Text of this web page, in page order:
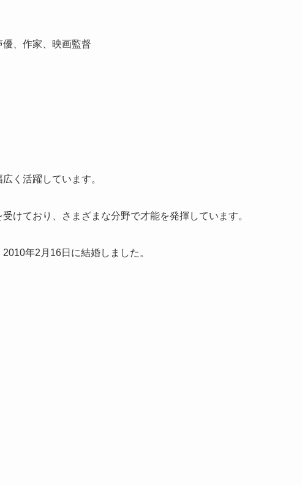
優、作家、映画監督
く活躍しています。
けており、さまざまな分野で才能を発揮しています。
年2月16日に結婚しました。